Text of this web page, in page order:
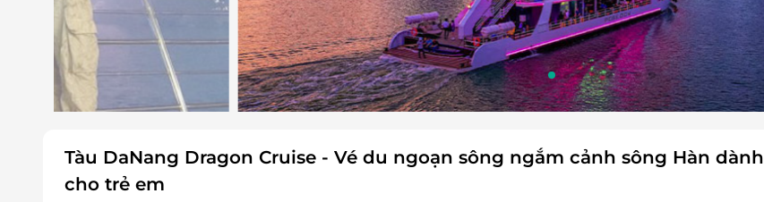
Tàu DaNang Dragon Cruise - Vé du ngoạn sông ngắm cảnh sông Hàn dành
cho trẻ em